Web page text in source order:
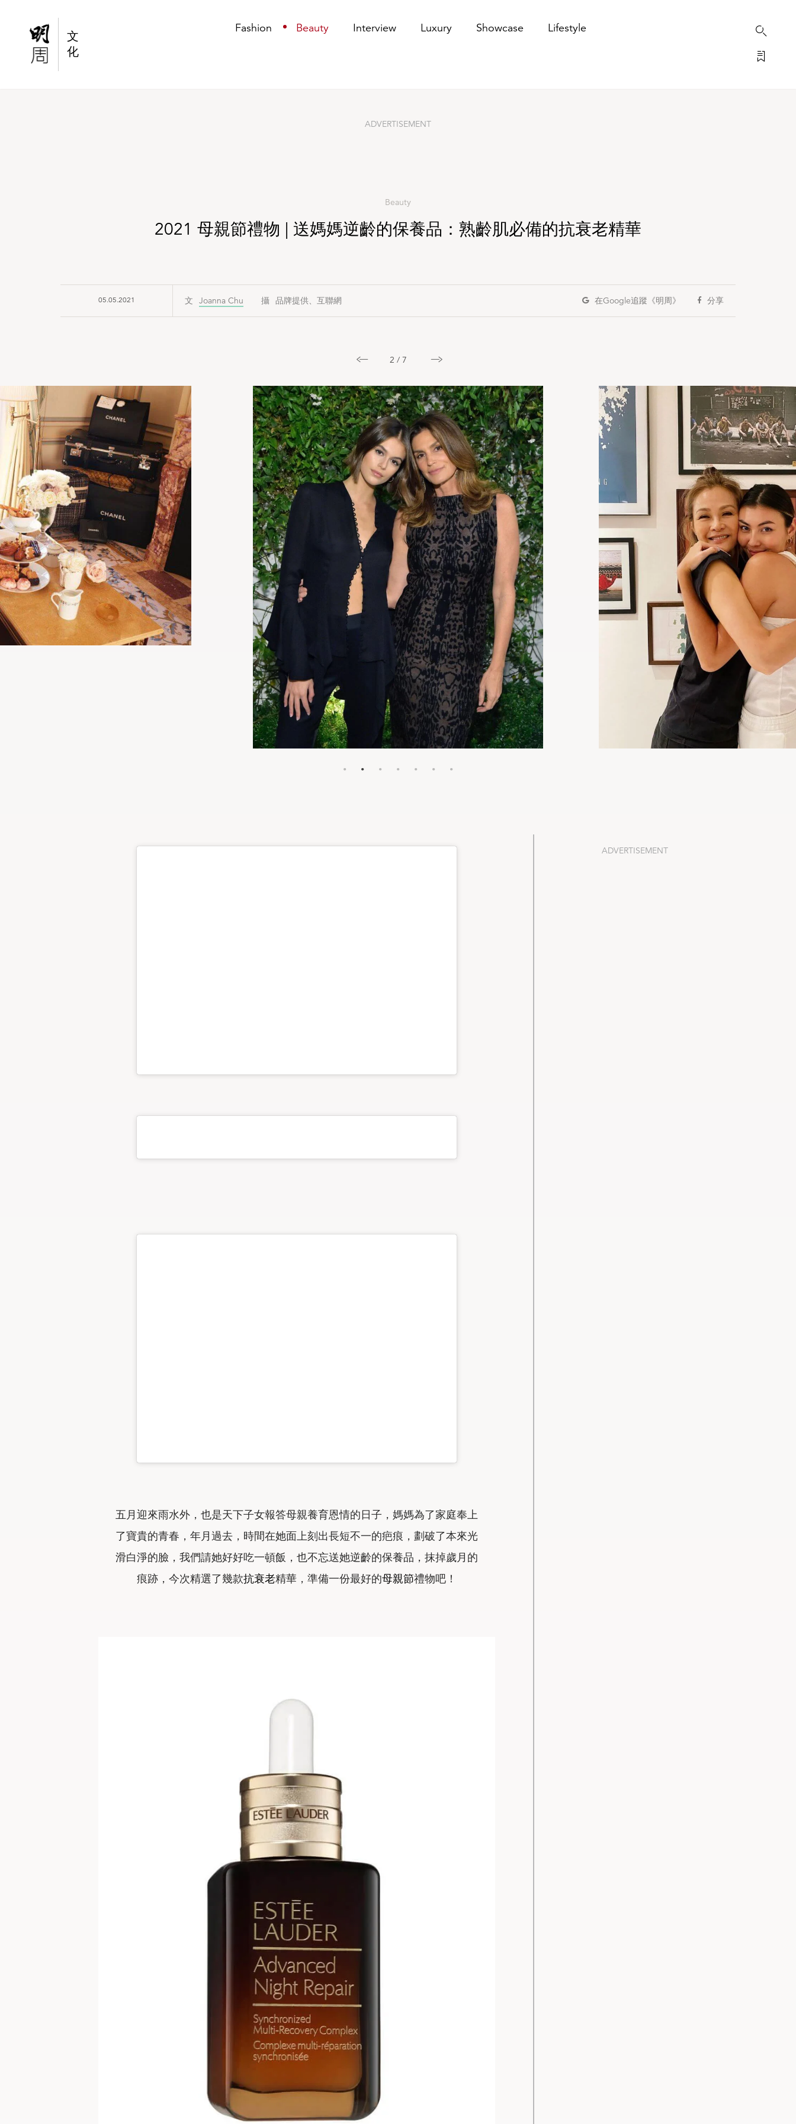
文
化
Fashion Beauty Interview Luxury Showcase Lifestyle
ADVERTISEMENT
Beauty
2021 母親節禮物 | 送媽媽逆齡的保養品：熟齡肌必備的抗衰老精華
05.05.2021 Joanna Chu 品牌提供、互聯網 在Google追蹤《明周》 分享
3 / 7
五月迎來雨水外，也是天下子女報答母親養育恩情的日子，媽媽為了家庭奉上
了寶貴的青春，年月過去，時間在她面上刻出長短不一的疤痕，劃破了本來光
滑白淨的臉，我們請她好好吃一頓飯，也不忘送她逆齡的保養品，抹掉歲月的
痕跡，今次精選了幾款抗衰老精華，準備一份最好的母親節禮物吧！
ADVERTISEMENT